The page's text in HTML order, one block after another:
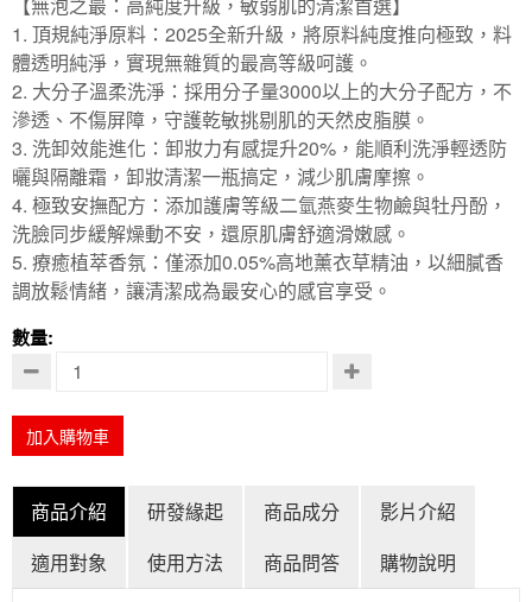
1. 頂規純淨原料：2025全新升級，將原料純度推向極致，料
體透明純淨，實現無雜質的最高等級呵護。
2. 大分子溫柔洗淨：採用分子量3000以上的大分子配方，不
滲透、不傷屏障，守護乾敏挑剔肌的天然皮脂膜。
3. 洗卸效能進化：卸妝力有感提升20%，能順利洗淨輕透防
曬與隔離霜，卸妝清潔一瓶搞定，減少肌膚摩擦。
4. 極致安撫配方：添加護膚等級二氫燕麥生物鹼與牡丹酚，
洗臉同步緩解燥動不安，還原肌膚舒適滑嫩感。
5. 療癒植萃香氛：僅添加0.05%高地薰衣草精油，以細膩香
調放鬆情緒，讓清潔成為最安心的感官享受。
數量:
加入購物車
商品介紹 研發緣起 商品成分
影片介紹
適用對象
使用方法 商品問答 購物說明